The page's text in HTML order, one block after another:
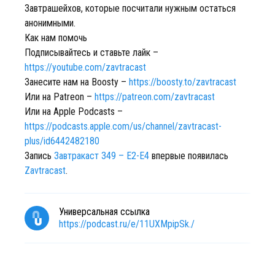
Завтрашейхов, которые посчитали нужным остаться
анонимными.
Как нам помочь
Подписывайтесь и ставьте лайк –
https://youtube.com/zavtracast
Занесите нам на Boosty – https://boosty.to/zavtracast
Или на Patreon – https://patreon.com/zavtracast
Или на Apple Podcasts –
https://podcasts.apple.com/us/channel/zavtracast-
plus/id6442482180
Запись Завтракаст 349 – E2-Е4 впервые появилась
Zavtracast.
Универсальная ссылка
https://podcast.ru/e/11UXMpipSk./